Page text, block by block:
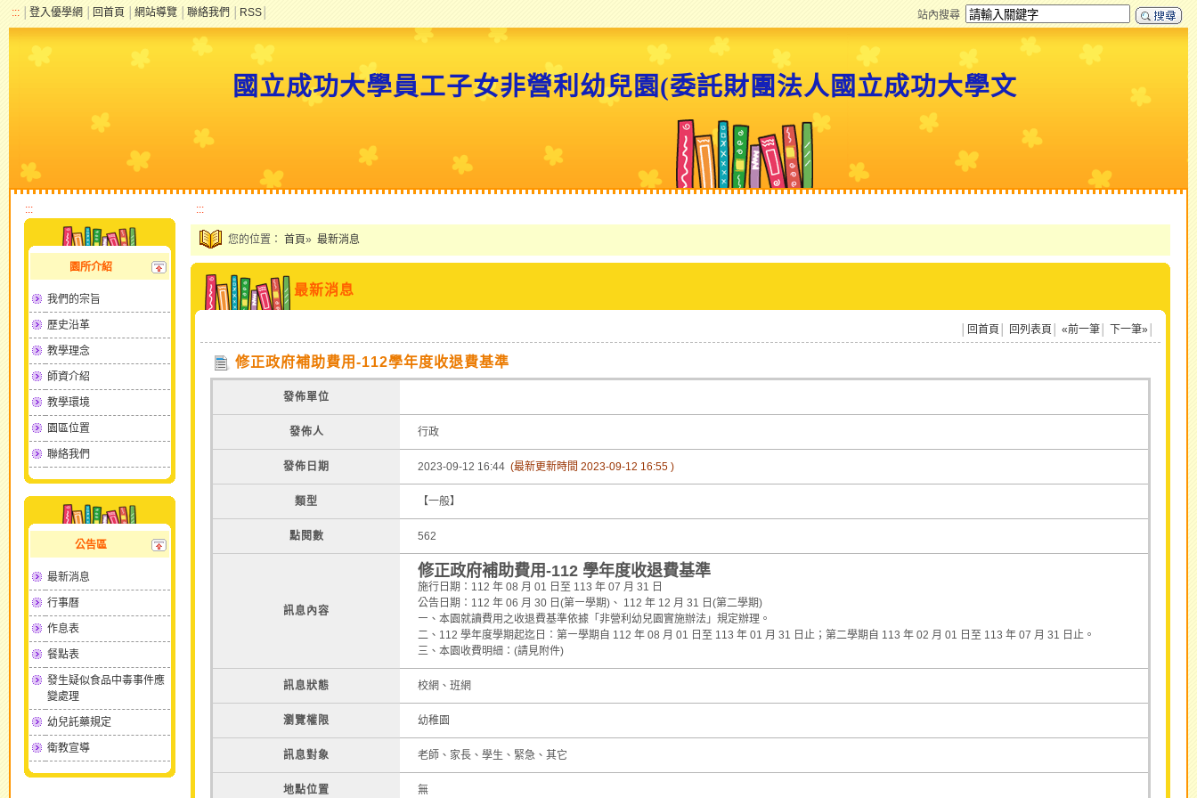
::: 登入優學網 回首頁 網站導覽 聯絡我們 RSS 站內搜尋
國立成功大學員工子女非營利幼兒園(委託財團法人國立成功大學文
:::
園所介紹
我們的宗旨
歷史沿革
教學理念
師資介紹
教學環境
園區位置
聯絡我們
公告區
最新消息
行事曆
作息表
餐點表
發生疑似食品中毒事件應
變處理
幼兒託藥規定
衛教宣導
:::
您的位置： 首頁» 最新消息
最新消息
回首頁 回列表頁 «前一筆 下一筆»
修正政府補助費用-112學年度收退費基準
發佈單位
發佈人 行政
發佈日期 2023-09-12 16:44 (最新更新時間 2023-09-12 16:55 )
類型 【一般】
點閱數 562
訊息內容
修正政府補助費用-112 學年度收退費基準
施行日期：112 年 08 月 01 日至 113 年 07 月 31 日
公告日期：112 年 06 月 30 日(第㇐學期)、 112 年 12 月 31 日(第二學期)
㇐、本園就讀費用之收退費基準依據「非營利幼兒園實施辦法」規定辦理。
二、112 學年度學期起迄日：第㇐學期自 112 年 08 月 01 日至 113 年 01 月 31 日止；第二學期自 113 年 02 月 01 日至 113 年 07 月 31 日止。
三、本園收費明細：(請見附件)
訊息狀態 校網、班網
瀏覽權限 幼稚園
訊息對象 老師、家長、學生、緊急、其它
地點位置 無